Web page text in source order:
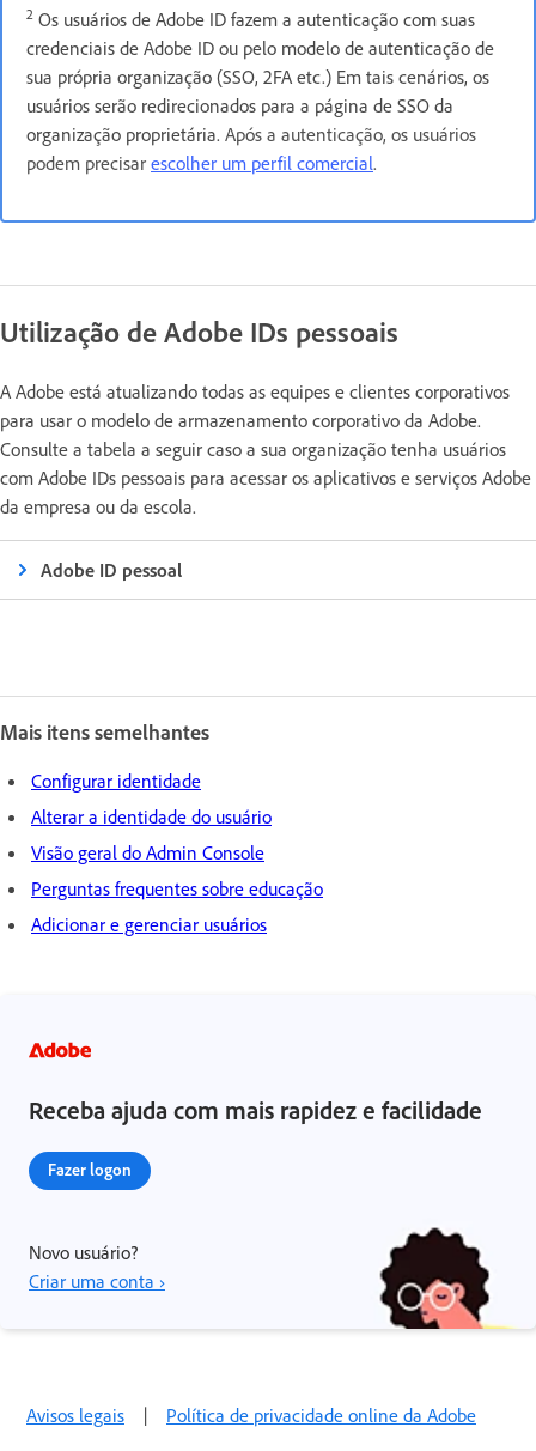
2 Os usuários de Adobe ID fazem a autenticação com suas
credenciais de Adobe ID ou pelo modelo de autenticação de
sua própria organização (SSO, 2FA etc.) Em tais cenários, os
usuários serão redirecionados para a página de SSO da
organização proprietária. Após a autenticação, os usuários
podem precisar escolher um perfil comercial.
Utilização de Adobe IDs pessoais
A Adobe está atualizando todas as equipes e clientes corporativos
para usar o modelo de armazenamento corporativo da Adobe.
Consulte a tabela a seguir caso a sua organização tenha usuários
com Adobe IDs pessoais para acessar os aplicativos e serviços Adobe
da empresa ou da escola.
Adobe ID pessoal
Mais itens semelhantes
Configurar identidade
Alterar a identidade do usuário
Visão geral do Admin Console
Perguntas frequentes sobre educação
Adicionar e gerenciar usuários
Receba ajuda com mais rapidez e facilidade
Fazer logon
Novo usuário?
Criar uma conta ›
Avisos legais | Política de privacidade online da Adobe